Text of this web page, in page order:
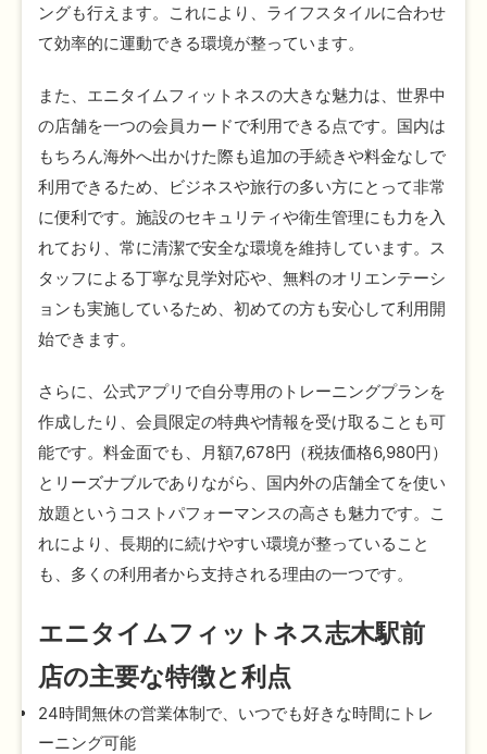
ングも行えます。これにより、ライフスタイルに合わせ
て効率的に運動できる環境が整っています。
また、エニタイムフィットネスの大きな魅力は、世界中
の店舗を一つの会員カードで利用できる点です。国内は
もちろん海外へ出かけた際も追加の手続きや料金なしで
利用できるため、ビジネスや旅行の多い方にとって非常
に便利です。施設のセキュリティや衛生管理にも力を入
れており、常に清潔で安全な環境を維持しています。ス
タッフによる丁寧な見学対応や、無料のオリエンテーシ
ョンも実施しているため、初めての方も安心して利用開
始できます。
さらに、公式アプリで自分専用のトレーニングプランを
作成したり、会員限定の特典や情報を受け取ることも可
能です。料金面でも、月額7,678円（税抜価格6,980円）
とリーズナブルでありながら、国内外の店舗全てを使い
放題というコストパフォーマンスの高さも魅力です。こ
れにより、長期的に続けやすい環境が整っていること
も、多くの利用者から支持される理由の一つです。
エニタイムフィットネス志木駅前
店の主要な特徴と利点
24時間無休の営業体制で、いつでも好きな時間にトレ
ーニング可能